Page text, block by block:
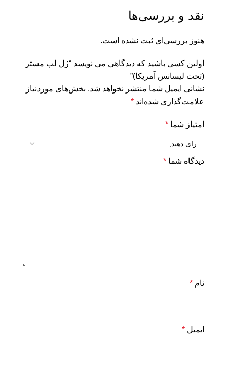
نقد و بررسی‌ها
هنوز بررسی‌ای ثبت نشده است.
اولین کسی باشید که دیدگاهی می نویسد “ژل لب مستر
(تحت لیسانس آمریکا)”
نشانی ایمیل شما منتشر نخواهد شد. بخش‌های موردنیاز
علامت‌گذاری شده‌اند *
امتیاز شما *
دیدگاه شما *
نام *
ایمیل *